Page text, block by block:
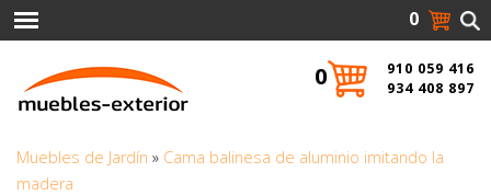
Muebles de Jardín » Cama balinesa de aluminio imitando la
madera
910 059 416
934 408 897
0
0